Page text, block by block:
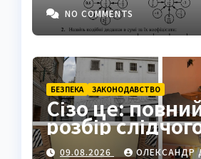
NO COMMENTS
БЕЗПЕКА ЗАКОНОДАВСТВО
Сізо це:
розбір
ізолятора в
09.08.2026
ОЛЕКСАНДР